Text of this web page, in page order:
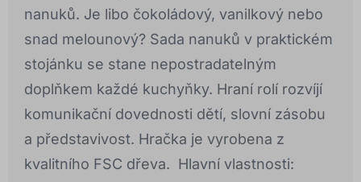
nanuků. Je libo čokoládový, vanilkový nebo
snad melounový? Sada nanuků v praktickém
stojánku se stane nepostradatelným
doplňkem každé kuchyňky. Hraní rolí rozvíjí
komunikační dovednosti dětí, slovní zásobu
a představivost. Hračka je vyrobena z
kvalitního FSC dřeva. Hlavní vlastnosti: